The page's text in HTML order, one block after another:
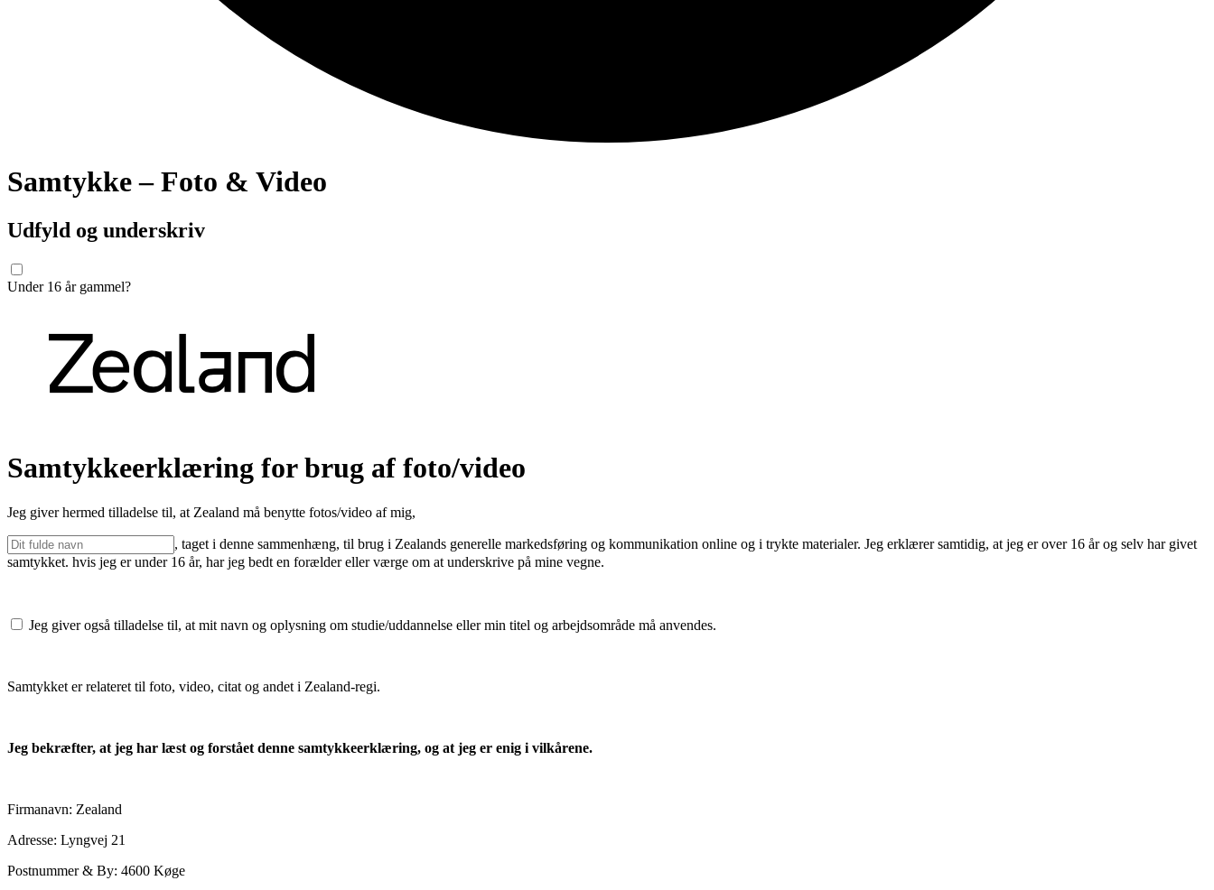
Samtykke – Foto & Video
Udfyld og underskriv
Under 16 år gammel?
Samtykkeerklæring for brug af foto/video
Jeg giver hermed tilladelse til, at Zealand må benytte fotos/video af mig,
, taget i denne sammenhæng, til brug i Zealands generelle markedsføring og kommunikation online og i trykte materialer. Jeg erklærer samtidig, at jeg er over 16 år og selv har givet
samtykket. hvis jeg er under 16 år, har jeg bedt en forælder eller værge om at underskrive på mine vegne.
Jeg giver også tilladelse til, at mit navn og oplysning om studie/uddannelse eller min titel og arbejdsområde må anvendes.
Samtykket er relateret til foto, video, citat og andet i Zealand-regi.
Jeg bekræfter, at jeg har læst og forstået denne samtykkeerklæring, og at jeg er enig i vilkårene.
Firmanavn: Zealand
Adresse: Lyngvej 21
Postnummer & By: 4600 Køge